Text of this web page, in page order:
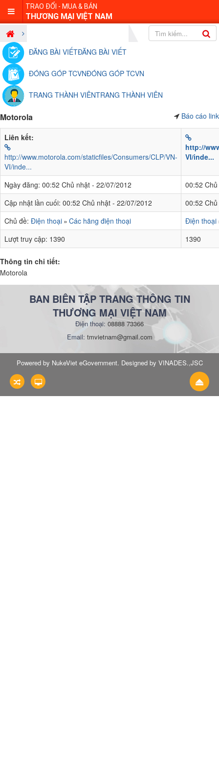
TRAO ĐỔI - MUA & BÁN
THƯƠNG MẠI VIỆT NAM
Điện thoại Các hãng điện thoại
ĐĂNG BÀI VIẾTĐĂNG BÀI VIẾT
ĐÓNG GÓP TCVNĐÓNG GÓP TCVN
TRANG THÀNH VIÊNTRANG THÀNH VIÊN
Báo cáo link
Motorola
Liên kết:
http://www.motorola.com/staticfiles/Consumers/CLP/VN-
VI/inde...
http://
VI/inde...
Ngày đăng: 00:52 Chủ nhật - 22/07/2012
00:52
Cập nhật lần cuối: 00:52 Chủ nhật - 22/07/2012
00:52
Chủ đề: Điện thoại Các hãng điện thoại
Điện thoại
Lượt truy cập: 1390 1390
Thông tin chi tiết:
Motorola
BAN BIÊN TẬP TRANG THÔNG TIN
THƯƠNG MẠI VIỆT NAM
Điện thoại: 08888 73366
Email: tmvietnam@gmail.com
Powered by NukeViet eGovernment. Designed by VINADES.,JSC